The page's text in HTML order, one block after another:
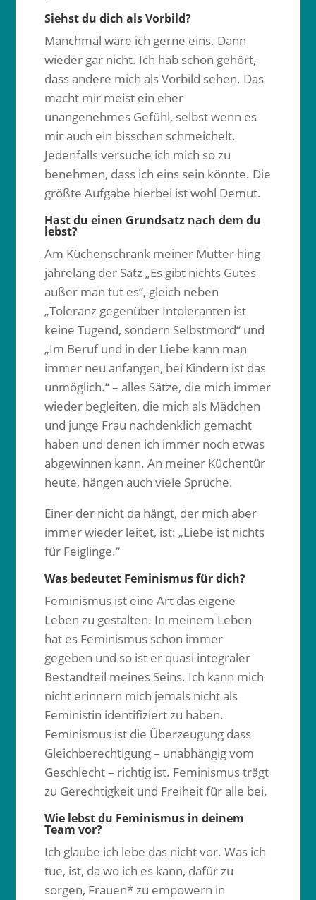
Siehst du dich als Vorbild?
Manchmal wäre ich gerne eins. Dann
wieder gar nicht. Ich hab schon gehört,
dass andere mich als Vorbild sehen. Das
macht mir meist ein eher
unangenehmes Gefühl, selbst wenn es
mir auch ein bisschen schmeichelt.
Jedenfalls versuche ich mich so zu
benehmen, dass ich eins sein könnte. Die
größte Aufgabe hierbei ist wohl Demut.
Hast du einen Grundsatz nach dem du
lebst?
Am Küchenschrank meiner Mutter hing
jahrelang der Satz „Es gibt nichts Gutes
außer man tut es“, gleich neben
„Toleranz gegenüber Intoleranten ist
keine Tugend, sondern Selbstmord“ und
„Im Beruf und in der Liebe kann man
immer neu anfangen, bei Kindern ist das
unmöglich.“ – alles Sätze, die mich immer
wieder begleiten, die mich als Mädchen
und junge Frau nachdenklich gemacht
haben und denen ich immer noch etwas
abgewinnen kann. An meiner Küchentür
heute, hängen auch viele Sprüche.
Einer der nicht da hängt, der mich aber
immer wieder leitet, ist: „Liebe ist nichts
für Feiglinge.“
Was bedeutet Feminismus für dich?
Feminismus ist eine Art das eigene
Leben zu gestalten. In meinem Leben
hat es Feminismus schon immer
gegeben und so ist er quasi integraler
Bestandteil meines Seins. Ich kann mich
nicht erinnern mich jemals nicht als
Feministin identifiziert zu haben.
Feminismus ist die Überzeugung dass
Gleichberechtigung – unabhängig vom
Geschlecht – richtig ist. Feminismus trägt
zu Gerechtigkeit und Freiheit für alle bei.
Wie lebst du Feminismus in deinem
Team vor?
Ich glaube ich lebe das nicht vor. Was ich
tue, ist, da wo ich es kann, dafür zu
sorgen, Frauen* zu empowern in